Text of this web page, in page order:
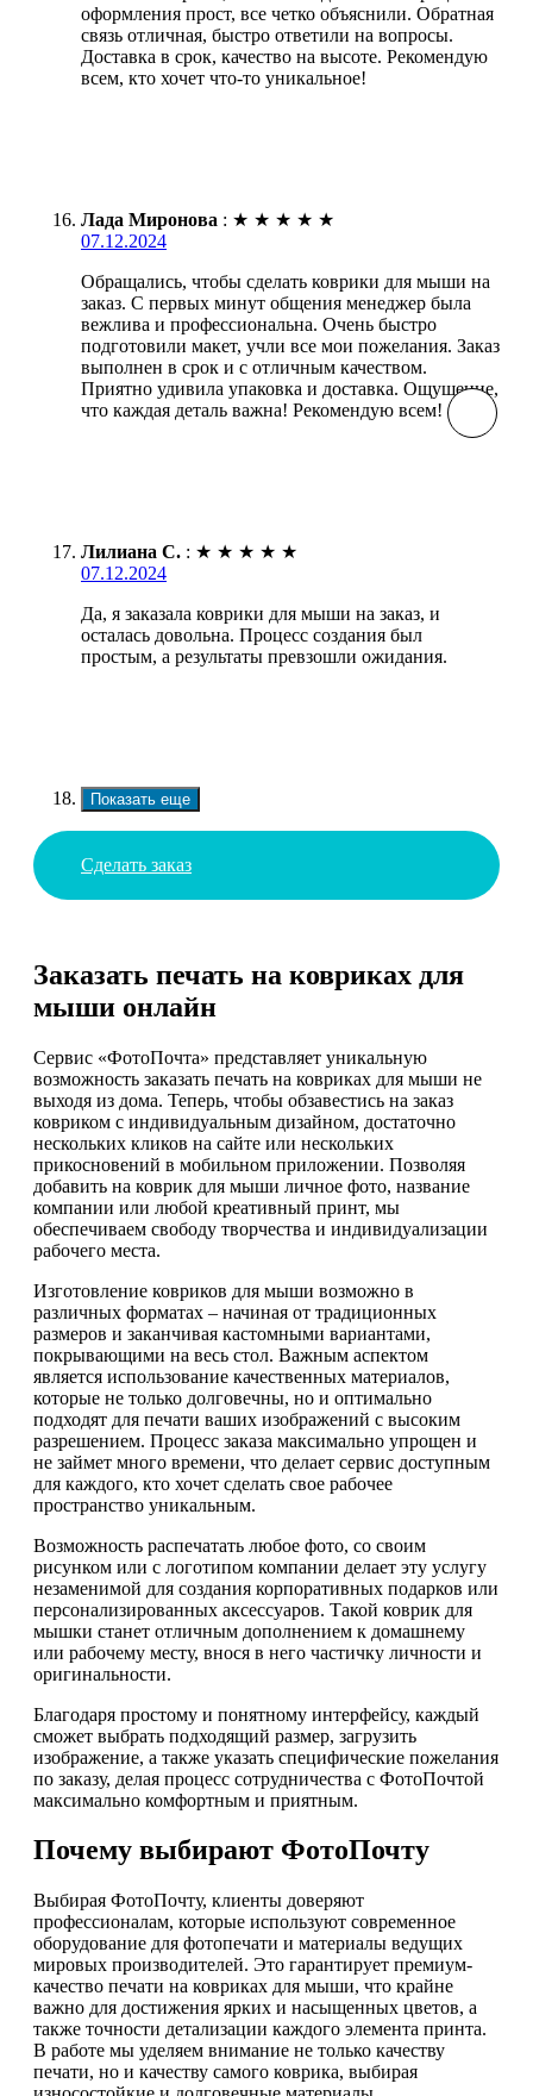
оформления прост, все четко объяснили. Обратная
связь отличная, быстро ответили на вопросы.
Доставка в срок, качество на высоте. Рекомендую
всем, кто хочет что-то уникальное!
Лада Миронова : ★ ★ ★ ★ ★
07.12.2024
Обращались, чтобы сделать коврики для мыши на
заказ. С первых минут общения менеджер была
вежлива и профессиональна. Очень быстро
подготовили макет, учли все мои пожелания. Заказ
выполнен в срок и с отличным качеством.
Приятно удивила упаковка и доставка. Ощущение,
что каждая деталь важна! Рекомендую всем!
Лилиана С. : ★ ★ ★ ★ ★
07.12.2024
Да, я заказала коврики для мыши на заказ, и
осталась довольна. Процесс создания был
простым, а результаты превзошли ожидания.
Показать еще
Сделать заказ
Заказать печать на ковриках для
мыши онлайн
Сервис «ФотоПочта» представляет уникальную
возможность заказать печать на ковриках для мыши не
выходя из дома. Теперь, чтобы обзавестись на заказ
ковриком с индивидуальным дизайном, достаточно
нескольких кликов на сайте или нескольких
прикосновений в мобильном приложении. Позволяя
добавить на коврик для мыши личное фото, название
компании или любой креативный принт, мы
обеспечиваем свободу творчества и индивидуализации
рабочего места.
Изготовление ковриков для мыши возможно в
различных форматах – начиная от традиционных
размеров и заканчивая кастомными вариантами,
покрывающими на весь стол. Важным аспектом
является использование качественных материалов,
которые не только долговечны, но и оптимально
подходят для печати ваших изображений с высоким
разрешением. Процесс заказа максимально упрощен и
не займет много времени, что делает сервис доступным
для каждого, кто хочет сделать свое рабочее
пространство уникальным.
Возможность распечатать любое фото, со своим
рисунком или с логотипом компании делает эту услугу
незаменимой для создания корпоративных подарков или
персонализированных аксессуаров. Такой коврик для
мышки станет отличным дополнением к домашнему
или рабочему месту, внося в него частичку личности и
оригинальности.
Благодаря простому и понятному интерфейсу, каждый
сможет выбрать подходящий размер, загрузить
изображение, а также указать специфические пожелания
по заказу, делая процесс сотрудничества с ФотоПочтой
максимально комфортным и приятным.
Почему выбирают ФотоПочту
Выбирая ФотоПочту, клиенты доверяют
профессионалам, которые используют современное
оборудование для фотопечати и материалы ведущих
мировых производителей. Это гарантирует премиум-
качество печати на ковриках для мыши, что крайне
важно для достижения ярких и насыщенных цветов, а
также точности детализации каждого элемента принта.
В работе мы уделяем внимание не только качеству
печати, но и качеству самого коврика, выбирая